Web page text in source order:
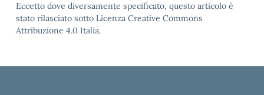
Eccetto dove diversamente specificato, questo articolo è
stato rilasciato sotto Licenza Creative Commons
Attribuzione 4.0 Italia.